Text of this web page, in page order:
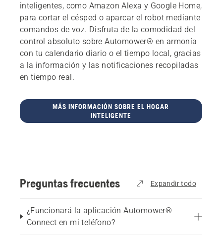
inteligentes, como Amazon Alexa y Google Home,
para cortar el césped o aparcar el robot mediante
comandos de voz. Disfruta de la comodidad del
control absoluto sobre Automower® en armonía
con tu calendario diario o el tiempo local, gracias
a la información y las notificaciones recopiladas
en tiempo real.
MÁS INFORMACIÓN SOBRE EL HOGAR
INTELIGENTE
Preguntas frecuentes Expandir todo
¿Funcionará la aplicación Automower®
Connect en mi teléfono?